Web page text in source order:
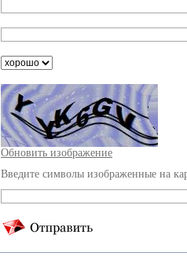
Обновить изображение
Введите символы изображенные на